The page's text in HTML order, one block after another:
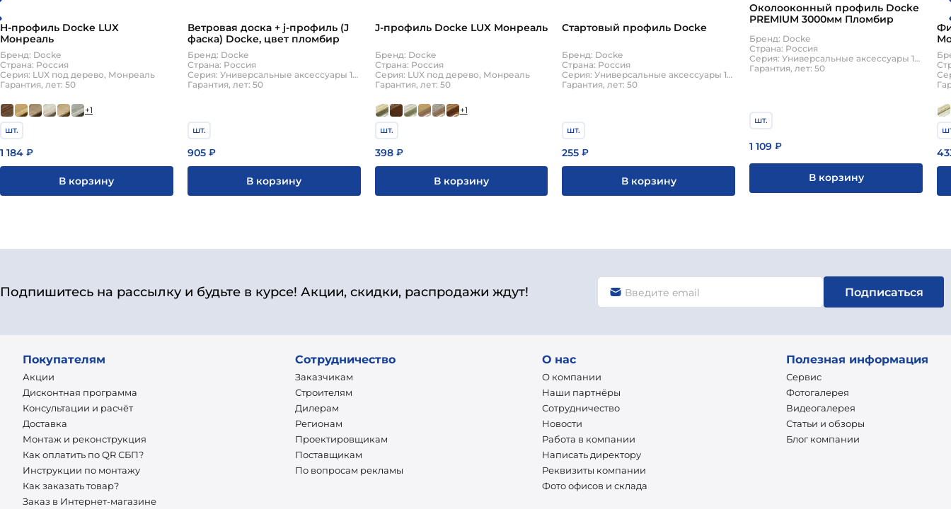
H-профиль Docke LUX
Монреаль
Бренд: Docke
Страна: Россия
Серия: LUX под дерево, Монреаль
Гарантия, лет: 50
+1
шт.
1 184 ₽
В корзину
Ветровая доска + j-профиль (J
фаска) Docke, цвет пломбир
Бренд: Docke
Страна: Россия
Серия: Универсальные аксессуары 15мм
Гарантия, лет: 50
шт.
905₽
В корзину
J-профиль Docke LUX Монреаль
Бренд: Docke
Страна: Россия
Серия: LUX под дерево, Монреаль
Гарантия, лет: 50
+1
шт.
398₽
В корзину
Стартовый профиль Docke
Бренд: Docke
Страна: Россия
Серия: Универсальные аксессуары 15мм
Гарантия, лет: 50
шт.
255 ₽
В корзину
Околооконный профиль Docke
PREMIUM 3000мм Пломбир
Бренд: Docke
Страна: Россия
Серия: Универсальные аксессуары 15мм
Гарантия, лет: 50
шт.
1 109 ₽
В корзину
Подпишитесь на рассылку и будьте в курсе! Акции, скидки, распродажи ждут! Подписаться
Покупателям
Акции
Дисконтная программа
Консультации и расчёт
Доставка
Монтаж и реконструкция
Как оплатить по QR СБП?
Инструкции по монтажу
Как заказать товар?
Заказ в Интернет-магазине
Сотрудничество
Заказчикам
Строителям
Дилерам
Регионам
Проектировщикам
Поставщикам
По вопросам рекламы
О нас
О компании
Наши партнёры
Сотрудничество
Новости
Работа в компании
Написать директору
Реквизиты компании
Фото офисов и склада
Полезная информация
Сервис
Фотогалерея
Видеогалерея
Статьи и обзоры
Блог компании